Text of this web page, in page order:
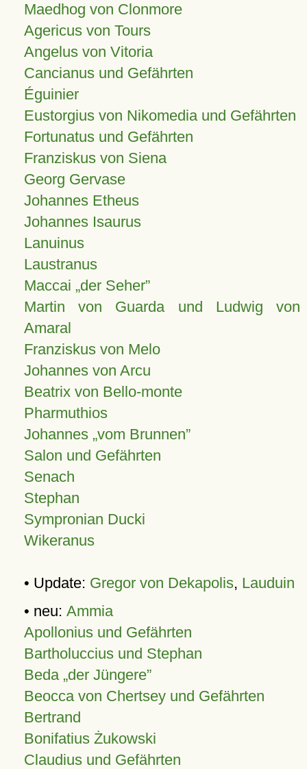
Maedhog von Clonmore
Agericus von Tours
Angelus von Vitoria
Cancianus und Gefährten
Éguinier
Eustorgius von Nikomedia und Gefährten
Fortunatus und Gefährten
Franziskus von Siena
Georg Gervase
Johannes Etheus
Johannes Isaurus
Lanuinus
Laustranus
Maccai „der Seher”
Martin von Guarda und Ludwig von
Amaral
Franziskus von Melo
Johannes von Arcu
Beatrix von Bello-monte
Pharmuthios
Johannes vom Brunnen
Salon und Gefährten
Senach
Stephan
Sympronian Ducki
Wikeranus
• Update: Gregor von Dekapolis, Lauduin
• neu: Ammia
Apollonius und Gefährten
Bartholuccius und Stephan
Beda „der Jüngere”
Beocca von Chertsey und Gefährten
Bertrand
Bonifatius Żukowski
Claudius und Gefährten